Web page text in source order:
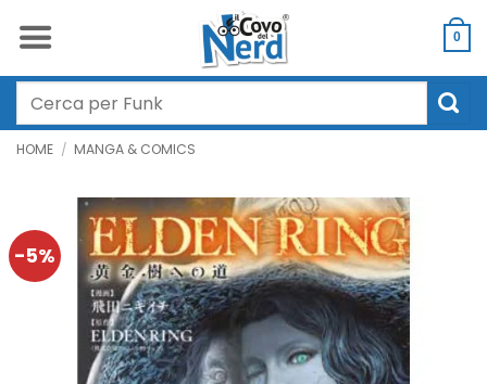
0
Cerca:
HOME / MANGA & COMICS
-5%